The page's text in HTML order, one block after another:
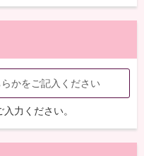
力ください。